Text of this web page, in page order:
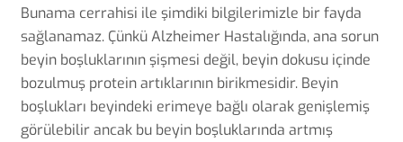
Bunama cerrahisi ile şimdiki bilgilerimizle bir fayda
sağlanamaz. Çünkü Alzheimer Hastalığında, ana sorun
beyin boşluklarının şişmesi değil, beyin dokusu içinde
bozulmuş protein artıklarının birikmesidir. Beyin
boşlukları beyindeki erimeye bağlı olarak genişlemiş
görülebilir ancak bu beyin boşluklarında artmış